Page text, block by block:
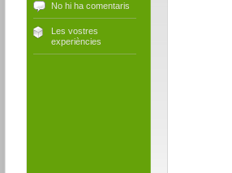
No hi ha comentaris
Les vostres
experiències